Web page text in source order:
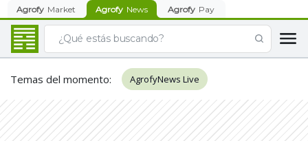
Agrofy Market Agrofy News Agrofy Pay
Temas del momento: AgrofyNews Live